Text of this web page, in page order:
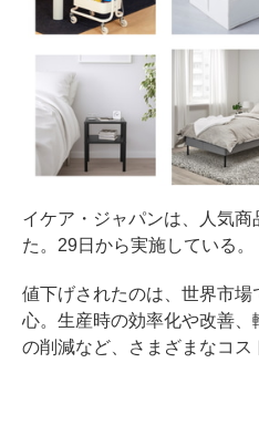
イケア・ジャパンは、人気
た。29日から実施している。
値下げされたのは、世界市
心。生産時の効率化や改善
の削減など、さまざまなコス